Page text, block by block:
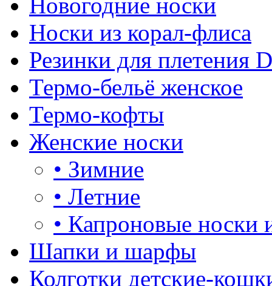
Носки из корал-флиса
Резинки для плетения
Термо-бельё женское
Термо-кофты
Женские носки
• Зимние
• Летние
• Капроновые носки
Шапки и шарфы
Колготки детские-